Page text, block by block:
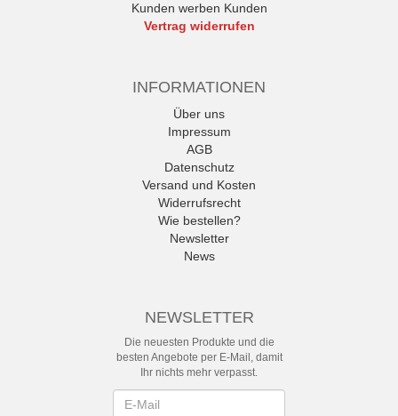
Kunden werben Kunden
Vertrag widerrufen
INFORMATIONEN
Über uns
Impressum
AGB
Datenschutz
Versand und Kosten
Widerrufsrecht
Wie bestellen?
Newsletter
News
NEWSLETTER
Die neuesten Produkte und die
besten Angebote per E-Mail, damit
Ihr nichts mehr verpasst.